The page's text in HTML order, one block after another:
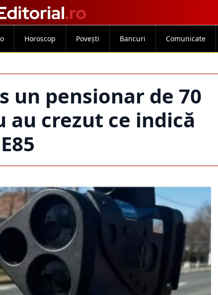
Horoscop Povești Bancuri Comunicate
un pensionar de 70
au crezut ce indică